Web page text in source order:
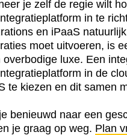
je zelf de regie wilt
in te
en iPaaS
moet uitvoeren, is
overbodige luxe. Een
in de
te kiezen en dit samen
benieuwd naar een
je graag op weg. Plan